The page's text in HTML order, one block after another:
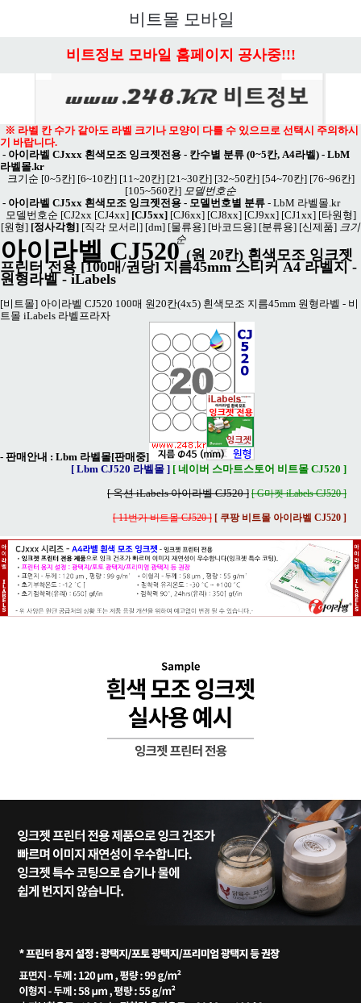
비트몰 모바일
비트정보 모바일 홈페이지 공사중!!!
※ 라벨 칸 수가 같아도 라벨 크기나 모양이 다를 수 있으므로 선택시 주의하시
기 바랍니다.
- 아이라벨 CJxxx 흰색모조 잉크젯전용 - 칸수별 분류 (0~5칸, A4라벨) - LbM
라벨몰.kr
크기순 [0~5칸] [6~10칸] [11~20칸] [21~30칸] [32~50칸] [54~70칸] [76~96칸]
[105~560칸] 모델번호순
- 아이라벨 CJ5xx 흰색모조 잉크젯전용 - 모델번호별 분류 - LbM 라벨몰.kr
모델번호순 [CJ2xx [CJ4xx] [CJ5xx] [CJ6xx] [CJ8xx] [CJ9xx] [CJ1xx] [타원형]
[원형] [정사각형] [직각 모서리] [dm] [물류용] [바코드용] [분류용] [신제품] 크기
순
아이라벨 CJ520(원 20칸) 흰색모조 잉크젯
프린터 전용 [100매/권당] 지름45mm 스티커 A4 라벨지 -
원형라벨 - iLabels
[비트몰] 아이라벨 CJ520 100매 원20칸(4x5) 흰색모조 지름45mm 원형라벨 - 비
트몰 iLabels 라벨프라자
- 판매안내 : Lbm 라벨몰[판매중]
[ Lbm CJ520 라벨몰 ] [ 네이버 스마트스토어 비트몰 CJ520 ]
[ 옥션 iLabels 아이라벨 CJ520 ] [ G마켓 iLabels CJ520 ]
[ 11번가 비트몰 CJ520 ] [ 쿠팡 비트몰 아이라벨 CJ520 ]